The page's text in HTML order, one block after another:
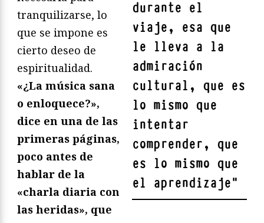
durante el
viaje, esa que
le lleva a la
admiración
cultural, que es
lo mismo que
intentar
comprender, que
es lo mismo que
el aprendizaje"
tranquilizarse, lo
que se impone es
cierto deseo de
espiritualidad.
«¿La música sana
o enloquece?»,
dice en una de las
primeras páginas,
poco antes de
hablar de la
«charla diaria con
las heridas», que